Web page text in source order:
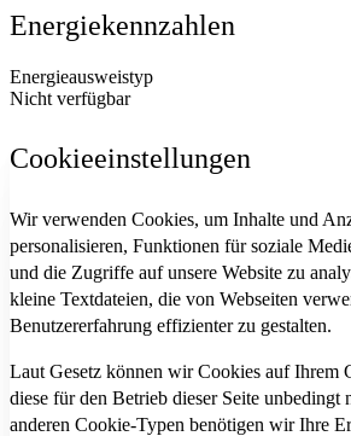
Energiekennzahlen
Energieausweistyp
Nicht verfügbar
Cookieeinstellungen
Wir verwenden Cookies, um Inhalte und
personalisieren, Funktionen für soziale
und die Zugriffe auf unsere Website zu
kleine Textdateien, die von Webseiten
Benutzererfahrung effizienter zu gestalten.
Laut Gesetz können wir Cookies auf Ihrem
diese für den Betrieb dieser Seite
anderen Cookie-Typen benötigen wir Ihre